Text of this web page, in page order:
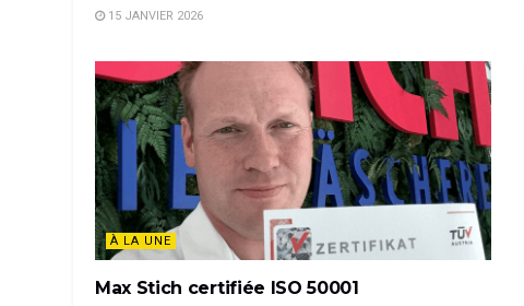
15 JANVIER 2026
À LA UNE
Max Stich certifiée ISO 50001